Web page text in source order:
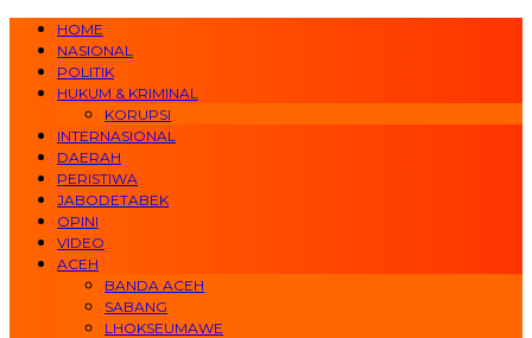
HOME
NASIONAL
POLITIK
HUKUM & KRIMINAL
KORUPSI
INTERNASIONAL
DAERAH
PERISTIWA
JABODETABEK
OPINI
VIDEO
ACEH
BANDA ACEH
SABANG
LHOKSEUMAWE